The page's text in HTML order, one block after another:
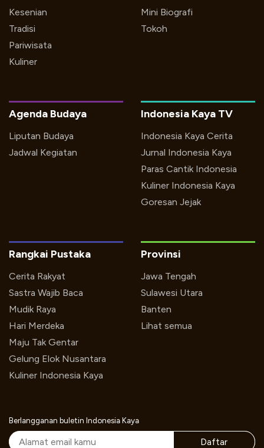
Kesenian
Tradisi
Pariwisata
Kuliner
Mini Biografi
Tokoh
Indonesia Kaya TV
Indonesia Kaya Cerita
Jurnal Indonesia Kaya
Paras Cantik Indonesia
Kuliner Indonesia Kaya
Goresan Jejak
Agenda Budaya
Liputan Budaya
Jadwal Kegiatan
Rangkai Pustaka
Cerita Rakyat
Sastra Wajib Baca
Mudik Raya
Hari Merdeka
Maju Tak Gentar
Gelung Elok Nusantara
Kuliner Indonesia Kaya
Provinsi
Jawa Tengah
Sulawesi Utara
Banten
Lihat semua
Berlangganan buletin Indonesia Kaya
Daftar